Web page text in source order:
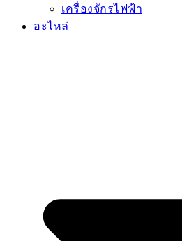
เครื่องจักรไฟฟ้า
อะไหล่